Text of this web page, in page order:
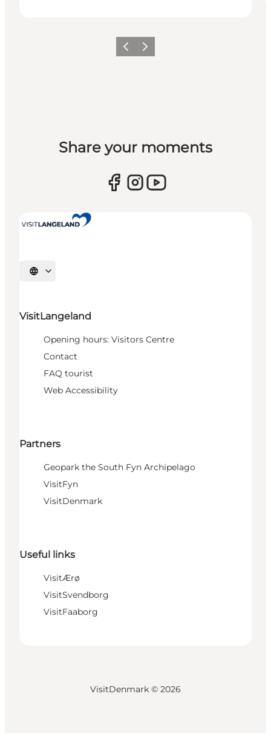
Previous
Next
Share your moments
Select language
VisitLangeland
Opening hours: Visitors Centre
Contact
FAQ tourist
Web Accessibility
Partners
Geopark the South Fyn Archipelago
VisitFyn
VisitDenmark
Useful links
VisitÆrø
VisitSvendborg
VisitFaaborg
VisitDenmark © 2026